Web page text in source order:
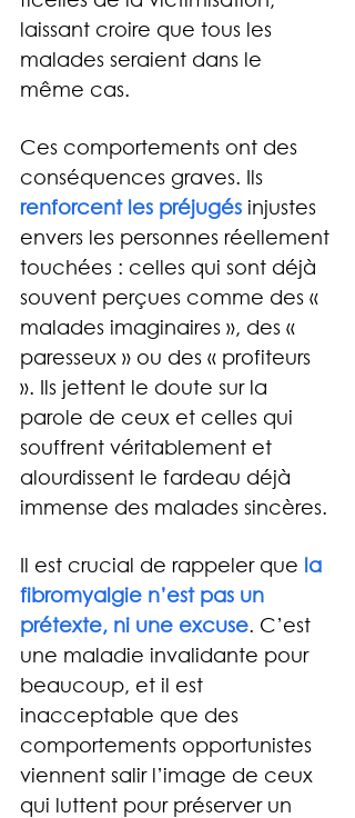
laissant croire que tous les
malades seraient dans le
même cas.
Ces comportements ont des
conséquences graves. Ils
renforcent les préjugés injustes
envers les personnes réellement
touchées : celles qui sont déjà
souvent perçues comme des «
malades imaginaires », des «
paresseux » ou des « profiteurs
». Ils jettent le doute sur la
parole de ceux et celles qui
souffrent véritablement et
alourdissent le fardeau déjà
immense des malades sincères.
Il est crucial de rappeler que la
fibromyalgie n’est pas un
prétexte, ni une excuse. C’est
une maladie invalidante pour
beaucoup, et il est
inacceptable que des
comportements opportunistes
viennent salir l’image de ceux
qui luttent pour préserver un